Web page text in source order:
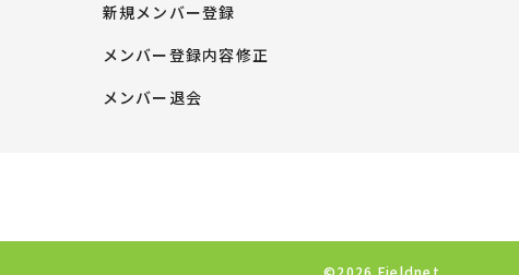
新規メンバー登録
メンバー登録内容修正
メンバー退会